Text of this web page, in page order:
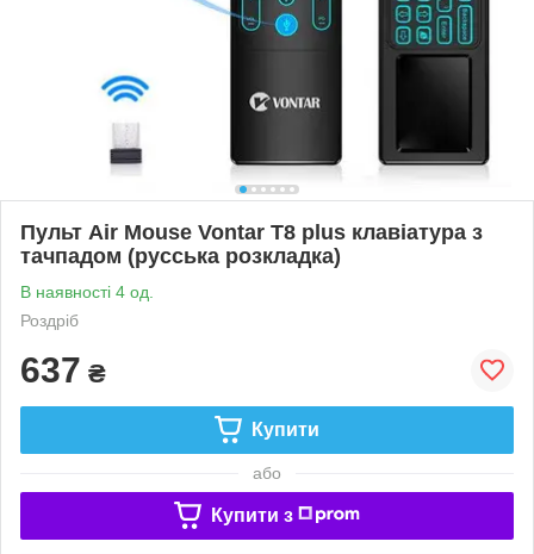
Пульт Air Mouse Vontar T8 plus клавіатура з
тачпадом (русська розкладка)
В наявності 4 од.
Роздріб
637 ₴
Купити
або
Купити з